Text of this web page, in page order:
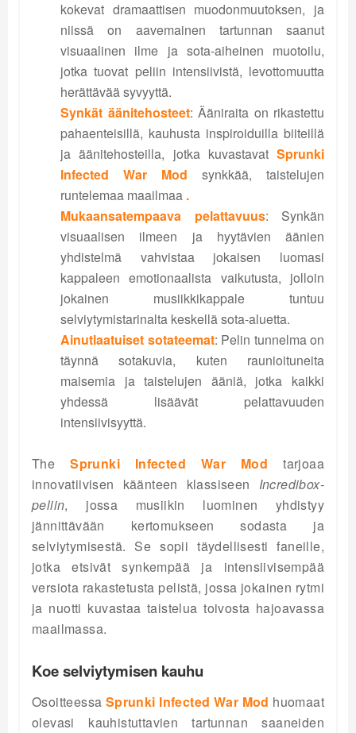
kokevat dramaattisen muodonmuutoksen, ja
niissä on aavemainen tartunnan saanut
visuaalinen ilme ja sota-aiheinen muotoilu,
jotka tuovat peliin intensiivistä, levottomuutta
herättävää syvyyttä.
Synkät äänitehosteet: Ääniraita on rikastettu
pahaenteisillä, kauhusta inspiroiduilla biiteillä
ja äänitehosteilla, jotka kuvastavat Sprunki
Infected War Mod synkkää, taistelujen
runtelemaa maailmaa .
Mukaansatempaava pelattavuus: Synkän
visuaalisen ilmeen ja hyytävien äänien
yhdistelmä vahvistaa jokaisen luomasi
kappaleen emotionaalista vaikutusta, jolloin
jokainen musiikkikappale tuntuu
selviytymistarinalta keskellä sota-aluetta.
Ainutlaatuiset sotateemat: Pelin tunnelma on
täynnä sotakuvia, kuten raunioituneita
maisemia ja taistelujen ääniä, jotka kaikki
yhdessä lisäävät pelattavuuden
intensiivisyyttä.
TheSprunki Infected War Mod tarjoaa
innovatiivisen käänteen klassiseen Incredibox-
peliin, jossa musiikin luominen yhdistyy
jännittävään kertomukseen sodasta ja
selviytymisestä. Se sopii täydellisesti faneille,
jotka etsivät synkempää ja intensiivisempää
versiota rakastetusta pelistä, jossa jokainen rytmi
ja nuotti kuvastaa taistelua toivosta hajoavassa
maailmassa.
Koe selviytymisen kauhu
Osoitteessa Sprunki Infected War Mod huomaat
olevasi kauhistuttavien tartunnan saaneiden